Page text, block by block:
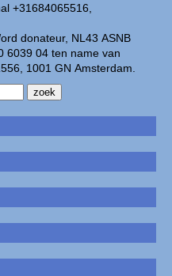
+31684065516,
donateur, NL43 ASNB
6039 04 ten name van
1001 GN Amsterdam.